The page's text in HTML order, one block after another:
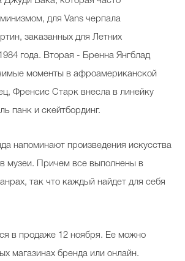
для Vans черпала
заказанных для Летних
года. Вторая - Бренна Янгблад
моменты в афроамериканской
Френсис Старк внесла в линейку
панк и скейтбординг.
напоминают произведения искусства
музеи. Причем все выполнены в
так что каждый найдет для себя
в продаже 12 ноября. Ее можно
магазинах бренда или онлайн.